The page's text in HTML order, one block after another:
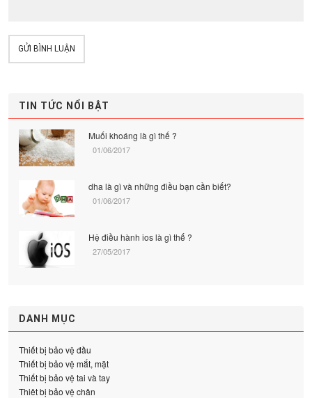
GỬI BÌNH LUẬN
TIN TỨC NỔI BẬT
Muối khoáng là gì thế ?
01/06/2017
dha là gì và những điều bạn cần biết?
01/06/2017
Hệ điều hành ios là gì thế ?
27/05/2017
DANH MỤC
Thiết bị bảo vệ đầu
Thiết bị bảo vệ mắt, mặt
Thiết bị bảo vệ tai và tay
Thiêt bị bảo vệ chân